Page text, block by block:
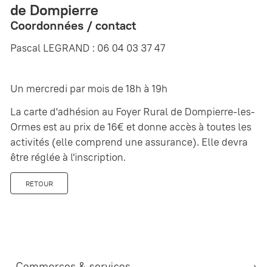
de Dompierre
Coordonnées / contact
Pascal LEGRAND : 06 04 03 37 47
Un mercredi par mois de 18h à 19h
La carte d'adhésion au Foyer Rural de Dompierre-les-
Ormes est au prix de 16€ et donne accès à toutes les
activités (elle comprend une assurance). Elle devra
être réglée à l'inscription.
RETOUR